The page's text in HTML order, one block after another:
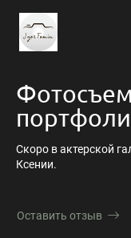
Скоро в актерской
Ксении.
Оставить отзыв